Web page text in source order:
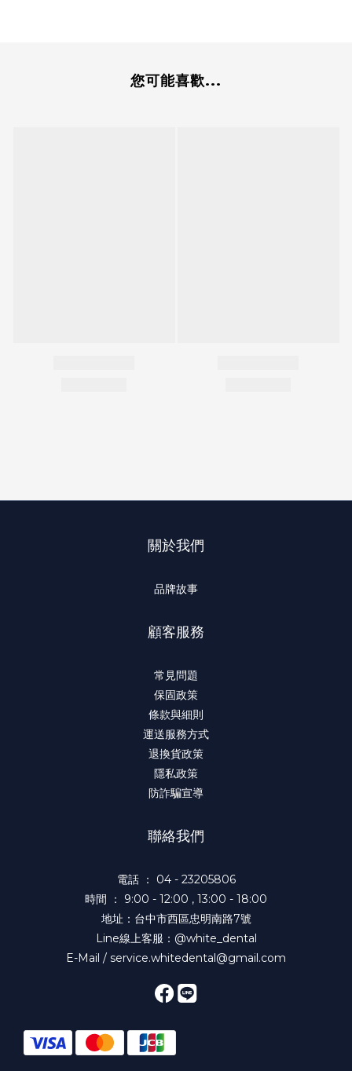
您可能喜歡...
關於我們
品牌故事
顧客服務
常見問題
保固政策
條款與細則
運送服務方式
退換貨政策
隱私政策
防詐騙宣導
聯絡我們
電話 ： 04 - 23205806
時間 ： 9:00 - 12:00 , 13:00 - 18:00
地址：台中市西區忠明南路7號
Line線上客服：@white_dental
E-Mail / service.whitedental@gmail.com